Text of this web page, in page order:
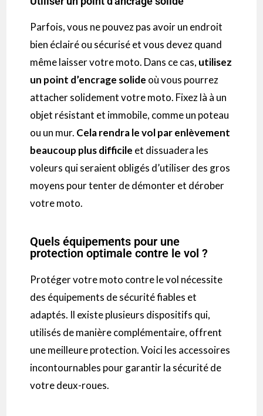
Parfois, vous ne pouvez pas avoir un endroit
bien éclairé ou sécurisé et vous devez quand
même laisser votre moto. Dans ce cas, utilisez
un point d’encrage solide où vous pourrez
attacher solidement votre moto. Fixez là à un
objet résistant et immobile, comme un poteau
ou un mur. Cela rendra le vol par enlèvement
beaucoup plus difficile et dissuadera les
voleurs qui seraient obligés d’utiliser des gros
moyens pour tenter de démonter et dérober
votre moto.
Quels équipements pour une
protection optimale contre le vol ?
Protéger votre moto contre le vol nécessite
des équipements de sécurité fiables et
adaptés. Il existe plusieurs dispositifs qui,
utilisés de manière complémentaire, offrent
une meilleure protection. Voici les accessoires
incontournables pour garantir la sécurité de
votre deux-roues.